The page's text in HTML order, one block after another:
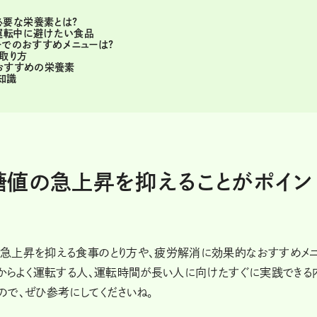
な栄養素とは?
転中に避けたい食品
でのおすすめメニューは?
り方
すすめの栄養素
識
の急上昇を抑えることがポイン
上昇を抑える食事のとり方や、疲労解消に効果的なおすすめメ
らよく運転する人、運転時間が長い人に向けたすぐに実践できる
、ぜひ参考にしてくださいね。